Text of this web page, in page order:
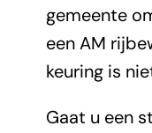
gemeente
een AM
keuring is
Gaat u een